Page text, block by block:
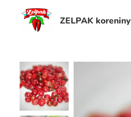
ZELPAK koreniny